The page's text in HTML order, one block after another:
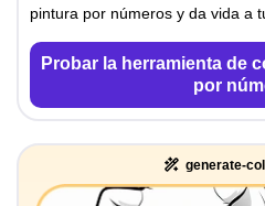
pintura por números y da vida a
Probar la herramienta de
por
generate-